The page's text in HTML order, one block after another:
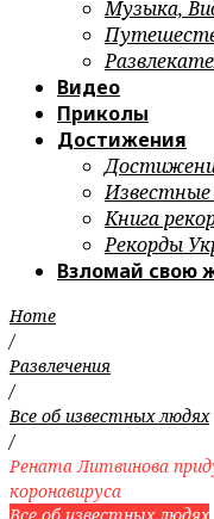
Музыка,
Видео
Приколы
Достижения
Книга
Рекорды
Взломай свою
Home
/
Развлечения
/
Все об известных людях
/
Рената Литвинова
коронавируса